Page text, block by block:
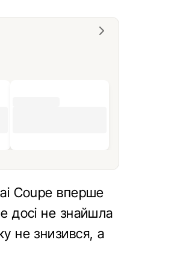
Coupe вперше
досі не знайшла
не знизився, а